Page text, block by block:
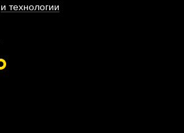
и технологии